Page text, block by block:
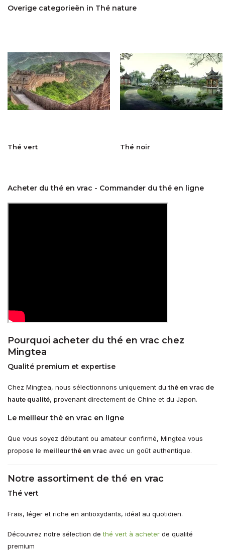
Overige categorieën in Thé nature
Thé vert Thé noir
Acheter du thé en vrac - Commander du thé en ligne
Pourquoi acheter du thé en vrac chez
Mingtea
Qualité premium et expertise
Chez Mingtea, nous sélectionnons uniquement du thé en vrac de
haute qualité, provenant directement de Chine et du Japon.
Le meilleur thé en vrac en ligne
Que vous soyez débutant ou amateur confirmé, Mingtea vous
propose le meilleur thé en vrac avec un goût authentique.
Notre assortiment de thé en vrac
Thé vert
Frais, léger et riche en antioxydants, idéal au quotidien.
Découvrez notre sélection dethé vert à acheter de qualité
premium